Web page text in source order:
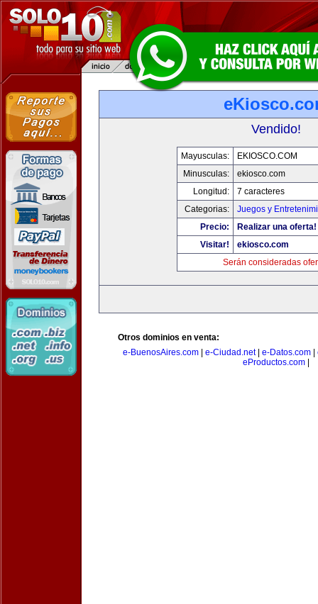
Vendido!
Mayusculas:
EKIOSCO.COM
Minusculas:
ekiosco.com
Longitud:
7 caracteres
Categorias:
Juegos y
Precio:
Realizar una oferta!
Visitar!
ekiosco.com
Serán consideradas
Otros dominios en venta:
e-BuenosAires.com| e-Ciudad.net| e-Datos.com|
eProductos.com